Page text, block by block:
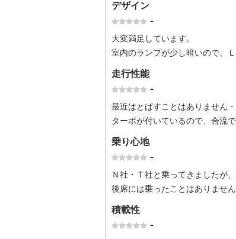
デザイン
-
大変満足しています。
室内のランプが少し暗いので、
走行性能
-
最近はとばすことはありません・
ターボが付いているので、合流で
乗り心地
-
Ｎ社・Ｔ社と乗ってきましたが
後席には乗ったことはありませ
積載性
-